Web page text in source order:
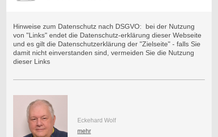
Hinweise zum Datenschutz nach DSGVO: bei der Nutzung
von "Links" endet die Datenschutz-erklärung dieser Webseite
und es gilt die Datenschutzerklärung der "Zielseite" - falls Sie
damit nicht einverstanden sind, vermeiden Sie die Nutzung
dieser Links
Eckehard Wolf
mehr